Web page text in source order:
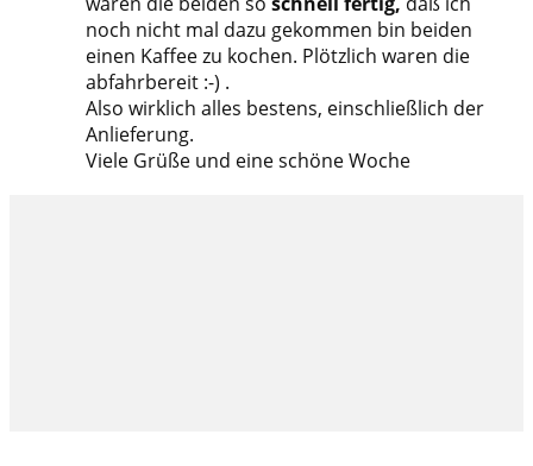
noch nicht mal dazu gekommen bin beiden
einen Kaffee zu kochen. Plötzlich waren die
abfahrbereit :-) .
Also wirklich alles bestens, einschließlich der
Anlieferung.
Viele Grüße und eine schöne Woche